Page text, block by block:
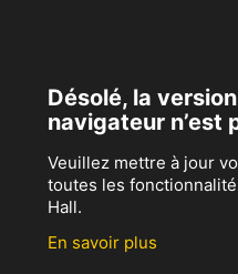
Désolé, la
navigateur n’est
Veuillez mettre à jour
toutes les
Hall.
En savoir plus